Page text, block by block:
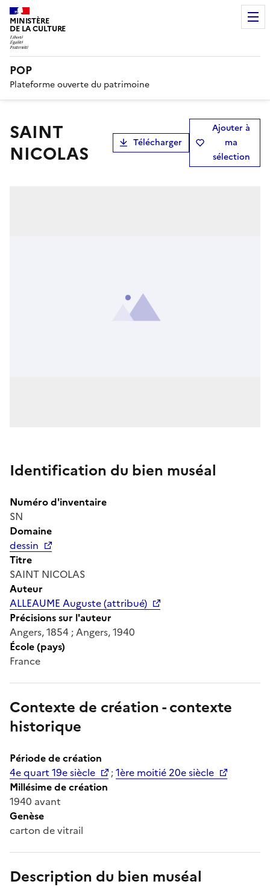
MINISTÈRE
DE LA CULTURE
POP
Plateforme ouverte du patrimoine
SAINT
NICOLAS
Télécharger
Ajouter à
ma
sélection
Identification du bien muséal
Numéro d'inventaire
SN
Domaine
dessin
Titre
SAINT NICOLAS
Auteur
ALLEAUME Auguste (attribué)
Précisions sur l'auteur
Angers, 1854 ; Angers, 1940
École (pays)
France
Contexte de création - contexte
historique
Période de création
4e quart 19e siècle
;1ère moitié 20e siècle
Millésime de création
1940 avant
Genèse
carton de vitrail
Description du bien muséal